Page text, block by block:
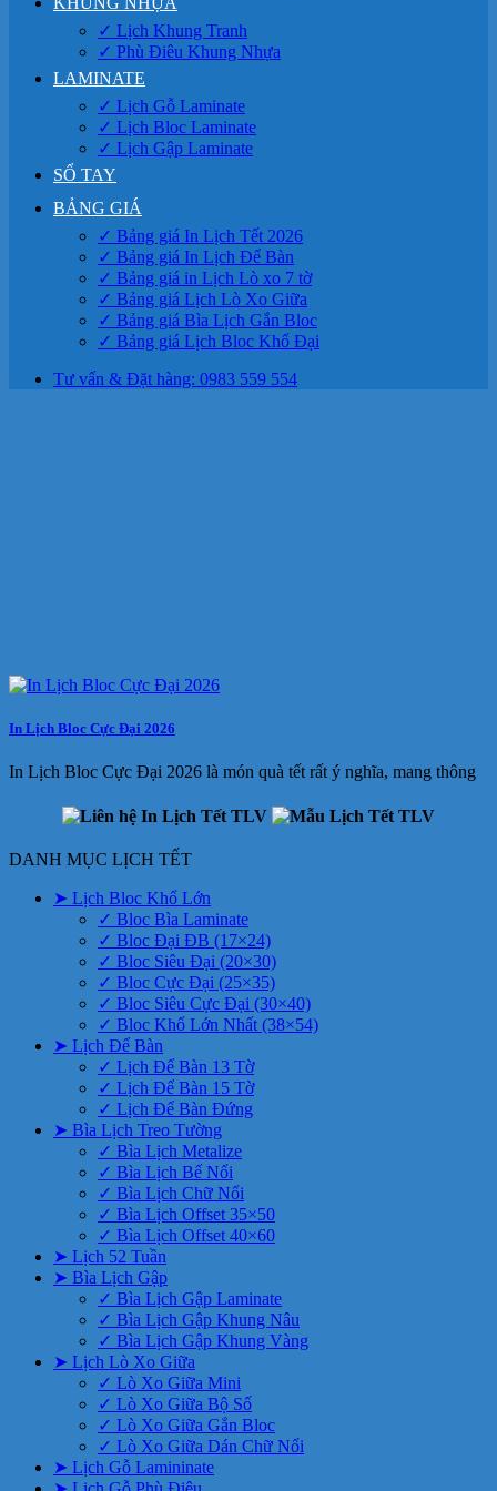
✓ Lịch Khung Tranh
✓ Phù Điêu Khung Nhựa
LAMINATE
✓ Lịch Gỗ Laminate
✓ Lịch Bloc Laminate
✓ Lịch Gập Laminate
SỔ TAY
BẢNG GIÁ
✓ Bảng giá In Lịch Tết 2026
✓ Bảng giá In Lịch Để Bàn
✓ Bảng giá in Lịch Lò xo 7 tờ
✓ Bảng giá Lịch Lò Xo Giữa
✓ Bảng giá Bìa Lịch Gắn Bloc
✓ Bảng giá Lịch Bloc Khổ Đại
Tư vấn & Đặt hàng: 0983 559 554
In Lịch Bloc Cực Đại 2026
In Lịch Bloc Cực Đại 2026 là món quà tết rất ý nghĩa, mang thông
DANH MỤC LỊCH TẾT
➤ Lịch Bloc Khổ Lớn
✓ Bloc Bìa Laminate
✓ Bloc Đại ĐB (17×24)
✓ Bloc Siêu Đại (20×30)
✓ Bloc Cực Đại (25×35)
✓ Bloc Siêu Cực Đại (30×40)
✓ Bloc Khổ Lớn Nhất (38×54)
➤ Lịch Để Bàn
✓ Lịch Để Bàn 13 Tờ
✓ Lịch Để Bàn 15 Tờ
✓ Lịch Để Bàn Đứng
➤ Bìa Lịch Treo Tường
✓ Bìa Lịch Metalize
✓ Bìa Lịch Bế Nổi
✓ Bìa Lịch Chữ Nổi
✓ Bìa Lịch Offset 35×50
✓ Bìa Lịch Offset 40×60
➤ Lịch 52 Tuần
➤ Bìa Lịch Gập
✓ Bìa Lịch Gập Laminate
✓ Bìa Lịch Gập Khung Nâu
✓ Bìa Lịch Gập Khung Vàng
➤ Lịch Lò Xo Giữa
✓ Lò Xo Giữa Mini
✓ Lò Xo Giữa Bộ Số
✓ Lò Xo Giữa Gắn Bloc
✓ Lò Xo Giữa Dán Chữ Nổi
➤ Lịch Gỗ Lamininate